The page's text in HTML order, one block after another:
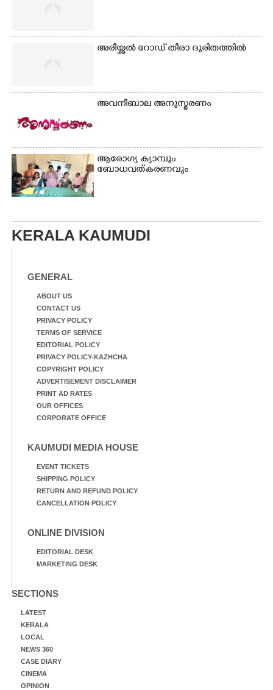
അരീയ്ക്കൽ റോഡ് തീരാ ദുരിതത്തിൽ
അവനീബാല അനുസ്മരണം
ആരോഗ്യ ക്യാമ്പും
ബോധവത്കരണവും
KERALA KAUMUDI
GENERAL
ABOUT US
CONTACT US
PRIVACY POLICY
TERMS OF SERVICE
EDITORIAL POLICY
PRIVACY POLICY-KAZHCHA
COPYRIGHT POLICY
ADVERTISEMENT DISCLAIMER
PRINT AD RATES
OUR OFFICES
CORPORATE OFFICE
KAUMUDI MEDIA HOUSE
EVENT TICKETS
SHIPPING POLICY
RETURN AND REFUND POLICY
CANCELLATION POLICY
ONLINE DIVISION
EDITORIAL DESK
MARKETING DESK
SECTIONS
LATEST
KERALA
LOCAL
NEWS 360
CASE DIARY
CINEMA
OPINION